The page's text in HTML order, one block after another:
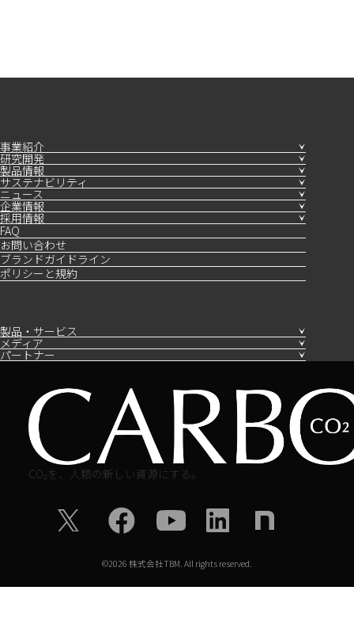
事業紹介
研究開発
製品情報
サステナビリティ
ニュース
企業情報
採用情報
FAQ
お問い合わせ
ブランドガイドライン
ポリシーと規約
製品・サービス
メディア
パートナー
CO₂を、人類の新しい資源にする。
©2026 株式会社TBM. All rights reserved.